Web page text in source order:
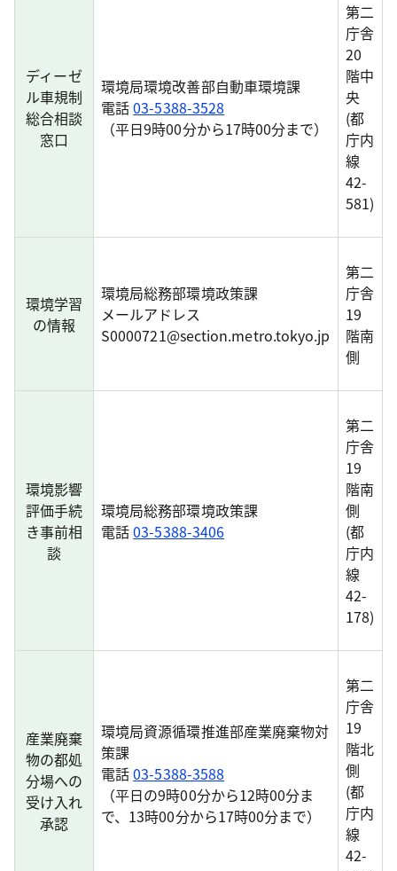
ディーゼ
ル車規制
総合相談
窓口
環境局環境改善部自動車環境課
電話03-5388-3528
（平日9時00分から17時00分まで）
第二
庁舎
20
階中
央
(都
庁内
線
42-
581)
環境学習
の情報
環境局総務部環境政策課
メールアドレス
S0000721@section.metro.tokyo.jp
第二
庁舎
19
階南
側
環境影響
評価手続
き事前相
談
環境局総務部環境政策課
電話03-5388-3406
第二
庁舎
19
階南
側
(都
庁内
線
42-
178)
産業廃棄
物の都処
分場への
受け入れ
承認
環境局資源循環推進部産業廃棄物対
策課
電話03-5388-3588
（平日の9時00分から12時00分ま
で、13時00分から17時00分まで）
第二
庁舎
19
階北
側
(都
庁内
線
42-